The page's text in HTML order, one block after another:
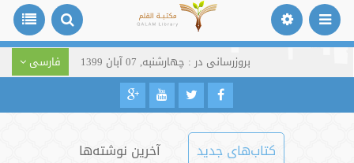
بروزرسانی در : چهارشنبه, 07 آبان 1399 فارسی
کتاب‌های جدید آخرین نوشته‌ها